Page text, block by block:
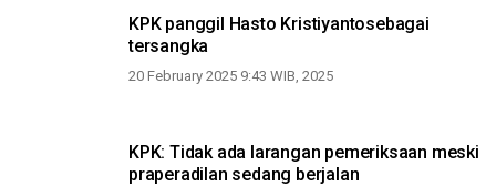
KPK panggil Hasto Kristiyantosebagai
tersangka
20 February 2025 9:43 WIB, 2025
KPK: Tidak ada larangan pemeriksaan meski
praperadilan sedang berjalan